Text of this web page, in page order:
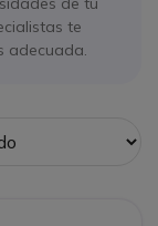
te
adecuada.